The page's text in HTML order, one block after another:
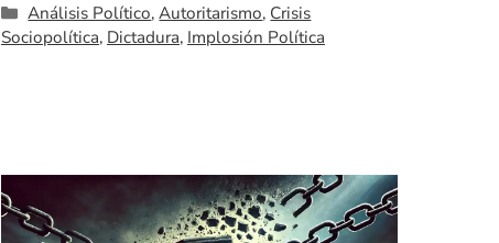
Categorías
Análisis Político,Autoritarismo, Crisis
Sociopolítica, Dictadura, Implosión Política